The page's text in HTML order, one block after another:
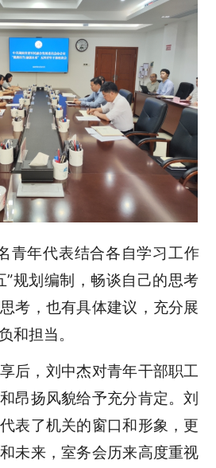
青年代表结合各自学习工作
”规划编制，畅谈自己的思考
考，也有具体建议，充分展
和担当。
后，刘中杰对青年干部职工
昂扬风貌给予充分肯定。刘
表了机关的窗口和形象，更
未来，室务会历来高度重视